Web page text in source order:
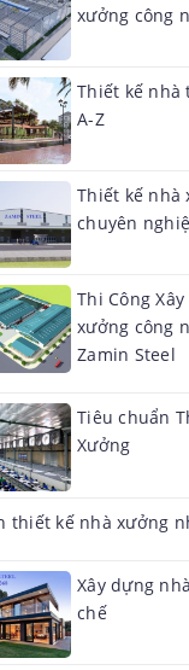
xưởng công
Thiết kế nhà
A-Z
Thiết kế nhà
chuyên
Thi Công
xưởng công
Zamin Steel
Tiêu chuẩn
Xưởng
thiết kế nhà xưởng
Xây dựng
chế